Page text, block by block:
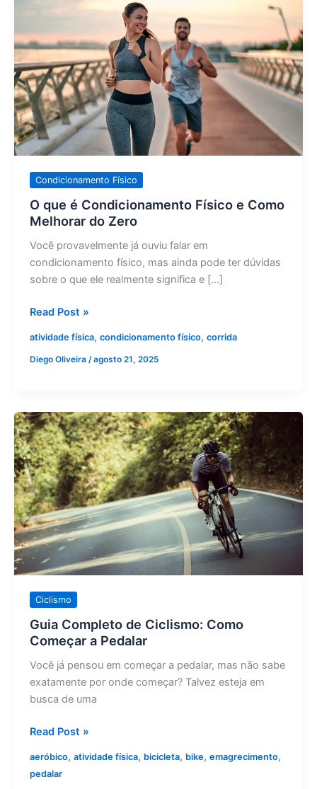
Condicionamento Físico
O que é Condicionamento Físico e Como
Melhorar do Zero
Você provavelmente já ouviu falar em
condicionamento físico, mas ainda pode ter dúvidas
sobre o que ele realmente significa e […]
Condicionamento
Físico
e
Como
Melhorar
do
Zero
Read Post »
atividade física, condicionamento físico, corrida
Diego Oliveira /agosto 21, 2025
Ciclismo
Guia Completo de Ciclismo: Como
Começar a Pedalar
Você já pensou em começar a pedalar, mas não sabe
exatamente por onde começar? Talvez esteja em
busca de uma
Guia
Completo
de
Ciclismo:
Como
Começar
a
Pedalar
Read Post »
aeróbico, atividade física, bicicleta, bike, emagrecimento,
pedalar